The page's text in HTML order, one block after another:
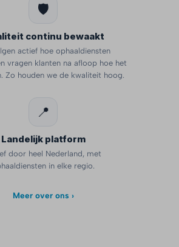
🛡️
continu bewaakt
actief hoe ophaaldiensten
vragen klanten na afloop hoe het
Zo houden we de kwaliteit hoog.
📍
Landelijk platform
door heel Nederland, met
in elke regio.
Meer over ons ›